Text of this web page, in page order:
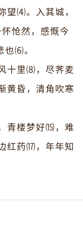
⑷。入其城，
怆然，感慨今
也⑹。
十里⑻，尽荠麦
黄昏，清角吹寒
青楼梦好⒂，难
红药⒄，年年知